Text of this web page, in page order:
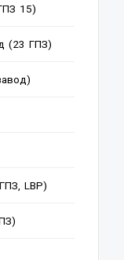
15)
(23 ГПЗ)
LBP)